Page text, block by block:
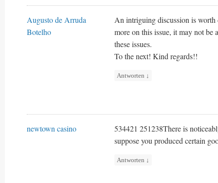
Augusto de Arruda
Botelho
An intriguing discussion is
more on this issue, it may not be
these issues.
To the next! Kind regards!!
Antworten ↓
newtown casino
534421 251238There is
suppose you produced certain
Antworten ↓